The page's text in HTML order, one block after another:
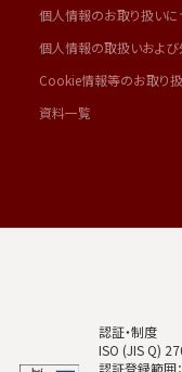
個人情報のお取り扱いに
個人情報の取扱いおよ
Cookie情報等のお取り
資料一覧
認証・制度
ISO (JIS Q)
認証登録範囲：